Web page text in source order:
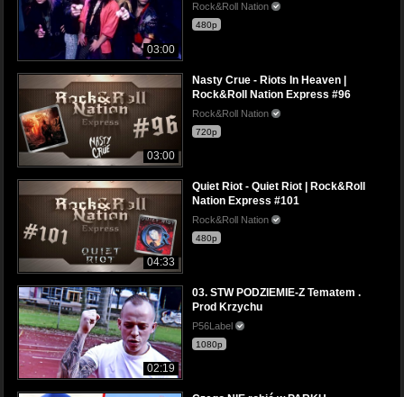
03:00
Rock&Roll Nation
480p
03:00
Nasty Crue - Riots In Heaven |
Rock&Roll Nation Express #96
Rock&Roll Nation
720p
04:33
Quiet Riot - Quiet Riot | Rock&Roll
Nation Express #101
Rock&Roll Nation
480p
02:19
03. STW PODZIEMIE-Z Tematem .
Prod Krzychu
P56Label
1080p